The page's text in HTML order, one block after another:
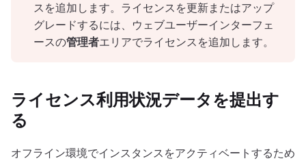
スを追加します。ライセンスを更新またはアップ
グレードするには、ウェブユーザーインターフェ
ースの管理者エリアでライセンスを追加します。
ライセンス利用状況データを提出す
る
オフライン環境でインスタンスをアクティベートするため